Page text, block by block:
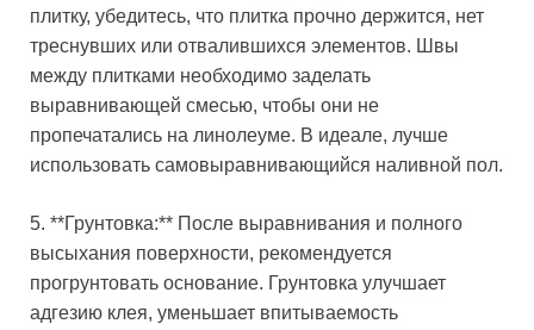
плитку, убедитесь, что плитка прочно держится, нет
треснувших или отвалившихся элементов. Швы
между плитками необходимо заделать
выравнивающей смесью, чтобы они не
пропечатались на линолеуме. В идеале, лучше
использовать самовыравнивающийся наливной пол.
5. **Грунтовка:** После выравнивания и полного
высыхания поверхности, рекомендуется
прогрунтовать основание. Грунтовка улучшает
адгезию клея, уменьшает впитываемость